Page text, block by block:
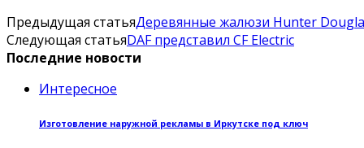
Предыдущая статьяДеревянные жалюзи Hunter
Следующая статьяDAF представил CF Electric
Последние новости
Интересное
Изготовление наружной рекламы в Иркутске под ключ